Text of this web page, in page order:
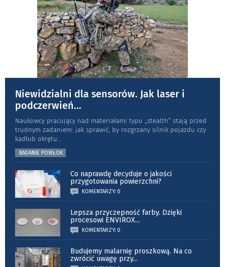
Niewidzialni dla sensorów. Jak laser i
podczerwień...
Naukowcy pracujący nad materiałami typu „stea­lth” stają przed
trudnym zadaniem: jak sprawić, by rozgrzany silnik pojazdu czy
kadłub okrętu...
BADANIE POWŁOK
Co naprawdę decyduje o jakości
przygotowania powierzchni?
KOMENTARZY: 0
Lepsza przyczepność farby. Dzięki
procesowi ENVIROX...
KOMENTARZY: 0
Budujemy malarnię proszkową. Na co
zwrócić uwagę przy...